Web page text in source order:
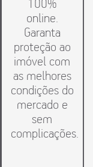
100%
online.
Garanta
proteção ao
imóvel com
as melhores
condições do
mercado e
sem
complicações.